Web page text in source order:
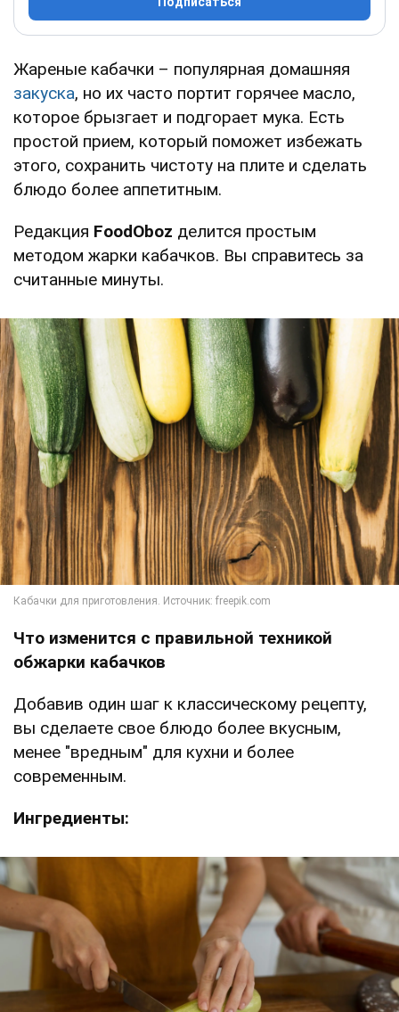
Жареные кабачки – популярная домашняя
закуска, но их часто портит горячее масло,
которое брызгает и подгорает мука. Есть
простой прием, который поможет избежать
этого, сохранить чистоту на плите и сделать
блюдо более аппетитным.
Редакция FoodOboz делится простым
методом жарки кабачков. Вы справитесь за
считанные минуты.
Что изменится с правильной техникой
обжарки кабачков
Добавив один шаг к классическому рецепту,
вы сделаете свое блюдо более вкусным,
менее "вредным" для кухни и более
современным.
Ингредиенты: